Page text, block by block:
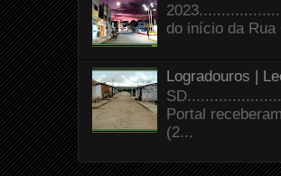
do início da
Logradouros |
Portal
(2...